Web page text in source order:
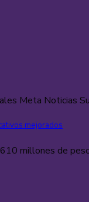
Meta Noticias
mejorados
millones de